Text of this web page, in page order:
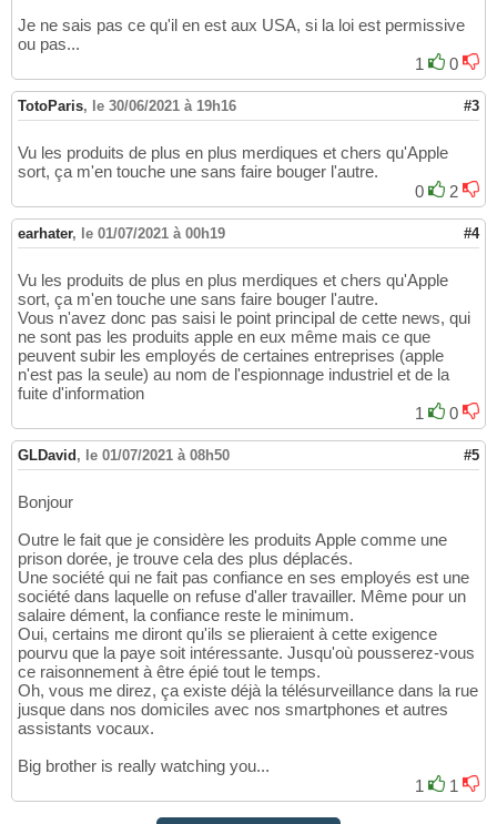
Je ne sais pas ce qu'il en est aux USA, si la loi est permissive
ou pas...
1
0
TotoParis, le 30/06/2021 à 19h16 #3
Vu les produits de plus en plus merdiques et chers qu'Apple
sort, ça m'en touche une sans faire bouger l'autre.
0
2
earhater, le 01/07/2021 à 00h19 #4
Vu les produits de plus en plus merdiques et chers qu'Apple
sort, ça m'en touche une sans faire bouger l'autre.
Vous n'avez donc pas saisi le point principal de cette news, qui
ne sont pas les produits apple en eux même mais ce que
peuvent subir les employés de certaines entreprises (apple
n'est pas la seule) au nom de l'espionnage industriel et de la
fuite d'information
1
0
GLDavid , le 01/07/2021 à 08h50 #5
Bonjour
Outre le fait que je considère les produits Apple comme une
prison dorée, je trouve cela des plus déplacés.
Une société qui ne fait pas confiance en ses employés est une
société dans laquelle on refuse d'aller travailler. Même pour un
salaire dément, la confiance reste le minimum.
Oui, certains me diront qu'ils se plieraient à cette exigence
pourvu que la paye soit intéressante. Jusqu'où pousserez-vous
ce raisonnement à être épié tout le temps.
Oh, vous me direz, ça existe déjà la télésurveillance dans la rue
jusque dans nos domiciles avec nos smartphones et autres
assistants vocaux.
Big brother is really watching you...
1
1